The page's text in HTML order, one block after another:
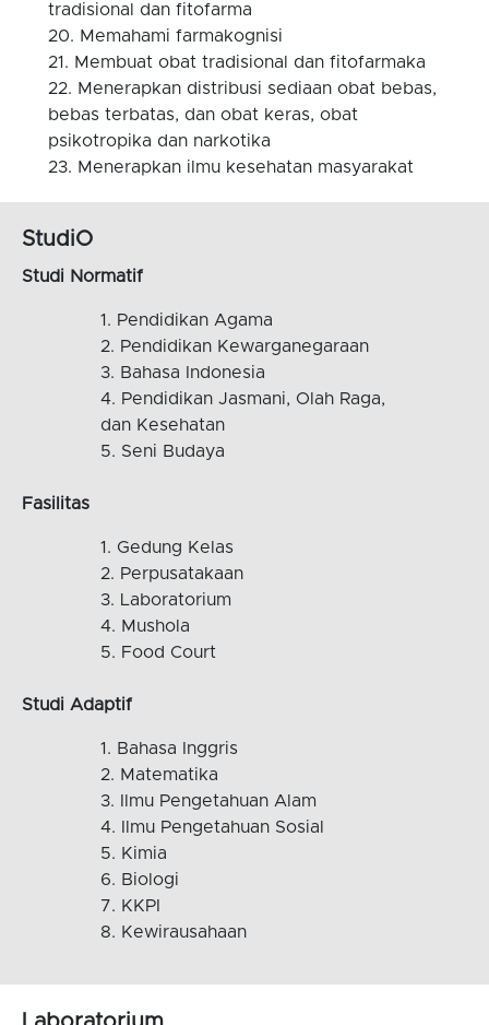
tradisional dan fitofarma
Memahami farmakognisi
Membuat obat tradisional dan fitofarmaka
Menerapkan distribusi sediaan obat bebas,
bebas terbatas, dan obat keras, obat
psikotropika dan narkotika
Menerapkan ilmu kesehatan masyarakat
StudiO
Studi Normatif
Pendidikan Agama
Pendidikan Kewarganegaraan
Bahasa Indonesia
Pendidikan Jasmani, Olah Raga,
dan Kesehatan
Seni Budaya
Fasilitas
Gedung Kelas
Perpusatakaan
Laboratorium
Mushola
Food Court
Studi Adaptif
Bahasa Inggris
Matematika
Ilmu Pengetahuan Alam
Ilmu Pengetahuan Sosial
Kimia
Biologi
KKPI
Kewirausahaan